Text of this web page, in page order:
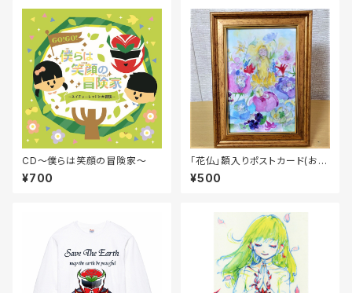
CD～僕らは笑顔の冒険家〜
¥700
「花仏」額入りポストカード(おま
け付き)
¥500